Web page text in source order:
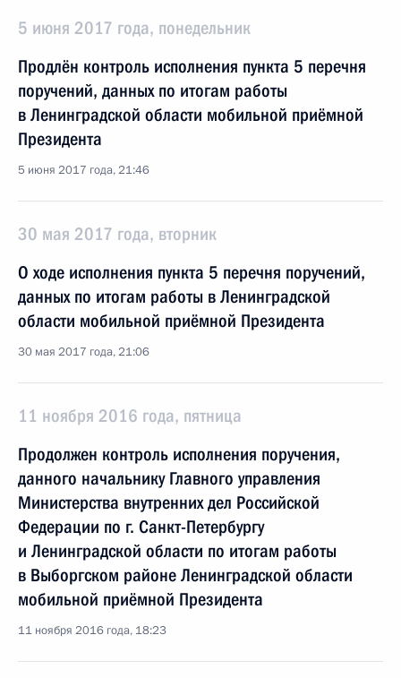
5 июня 2017 года, понедельник
Продлён контроль исполнения пункта 5 перечня
поручений, данных по итогам работы
в Ленинградской области мобильной приёмной
Президента
5 июня 2017 года, 21:46
30 мая 2017 года, вторник
О ходе исполнения пункта 5 перечня поручений,
данных по итогам работы в Ленинградской
области мобильной приёмной Президента
30 мая 2017 года, 21:06
11 ноября 2016 года, пятница
Продолжен контроль исполнения поручения,
данного начальнику Главного управления
Министерства внутренних дел Российской
Федерации по г. Санкт-Петербургу
и Ленинградской области по итогам работы
в Выборгском районе Ленинградской области
мобильной приёмной Президента
11 ноября 2016 года, 18:23